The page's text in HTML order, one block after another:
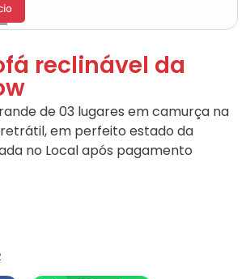
reclinável da
de 03 lugares em camurça na
em perfeito estado da
no Local após pagamento